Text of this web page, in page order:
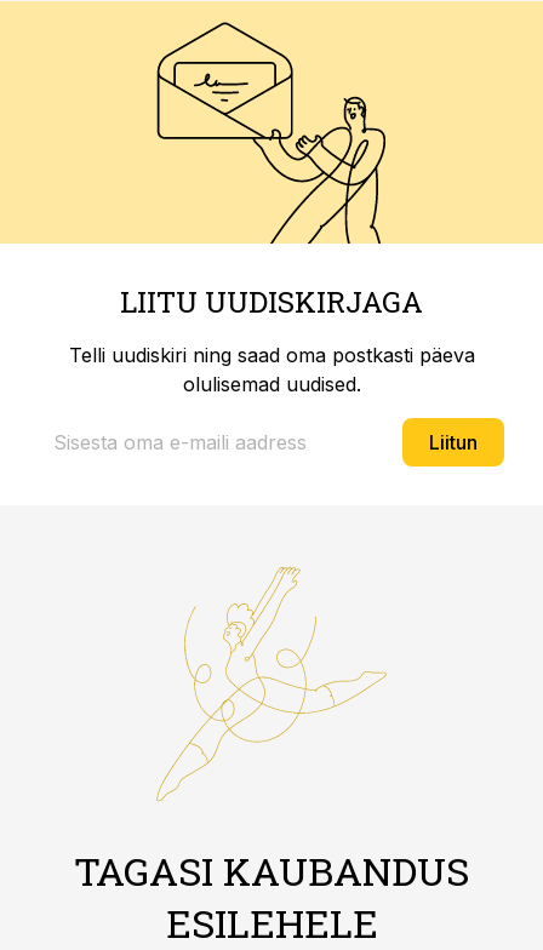
LIITU UUDISKIRJAGA
Telli uudiskiri ning saad oma postkasti päeva
olulisemad uudised.
Liitun
TAGASI KAUBANDUS
ESILEHELE